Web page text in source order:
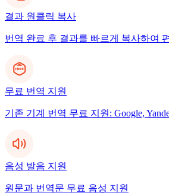
결과 원클릭 복사
번역 완료 후 결과를 빠르게 복사하여
무료 번역 지원
기존 기계 번역 무료 지원: Google,
음성 발음 지원
원문과 번역문 무료 음성 지원